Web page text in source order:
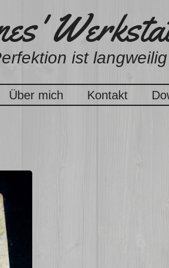
ist langweilig
Über mich Kontakt